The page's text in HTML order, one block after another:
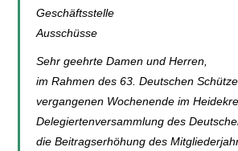
Geschäftsstelle
Ausschüsse
Sehr geehrte Damen und Herren,
im Rahmen des 63. Deutschen
vergangenen Wochenende im
Delegiertenversammlung des
die Beitragserhöhung des